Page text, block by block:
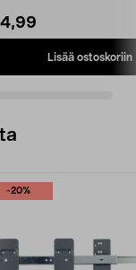
Lisää ostoskoriin
-20%